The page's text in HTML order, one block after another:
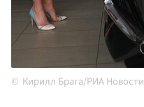
Кирилл Брага/РИА Новости